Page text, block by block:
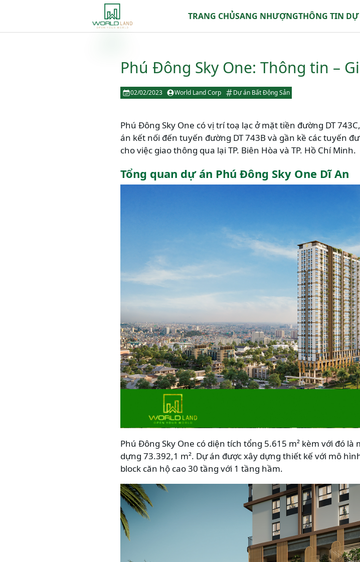
TRANG CHỦSANG NHƯỢNGTHÔNG TIN
Phú Đông Sky One: Thông tin –
02/02/2023 World Land Corp Dự án Bất Động Sản
Phú Đông Sky One có vị trí toạ lạc ở mặt tiền đường DT
án kết nối đến tuyến đường DT 743B và gần kề các tuyến
cho việc giao thông qua lại TP. Biên Hòa và TP. Hồ Chí Minh.
Tổng quan dự án Phú Đông Sky One Dĩ An
Phú Đông Sky One có diện tích tổng 5.615 m² kèm với đó
dựng 73.392,1 m². Dự án được xây dựng thiết kế với mô
block căn hộ cao 30 tầng với 1 tầng hầm.